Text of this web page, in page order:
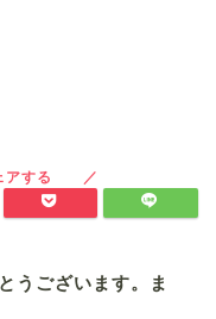
うございます。ま